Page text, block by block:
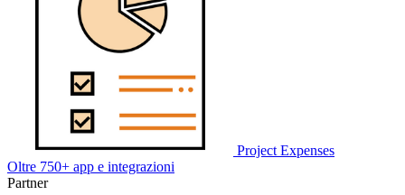
Project Expenses
Oltre 750+ app e integrazioni
Partner